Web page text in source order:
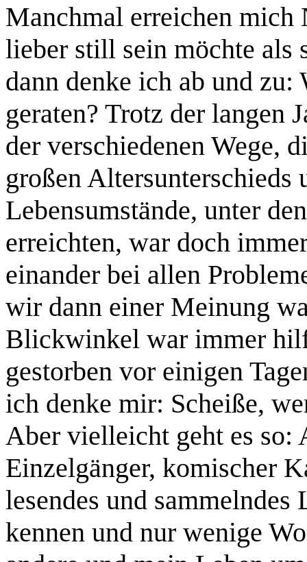
Manchmal erreichen mich
lieber still sein möchte als
dann denke ich ab und
geraten? Trotz der langen
der verschiedenen Wege,
großen Altersunterschieds
Lebensumstände, unter
erreichten, war doch
einander bei allen
wir dann einer Meinung
Blickwinkel war immer
gestorben vor einigen
ich denke mir: Scheiße,
Aber vielleicht geht es so:
Einzelgänger, komischer
lesendes und
kennen und nur wenige